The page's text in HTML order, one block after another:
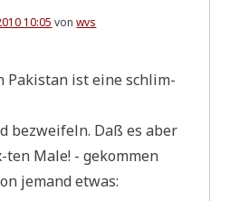
10:05 vonwvs
Paki­stan ist eine schlim­
bezwei­feln. Daß es aber
ten Male! - gekom­men
jemand etwas: